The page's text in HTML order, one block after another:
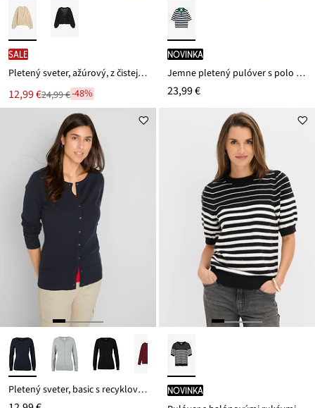
SALE
Pletený sveter, ažúrový, z čistej bavlny
Nová
cena
12,99 €
Zľava 24,99 €-48%
novinka
Jemne pletený pulóver s polo golierom
23,99 €
Pletený sveter, basic s recyklovanou bavlnou novinka